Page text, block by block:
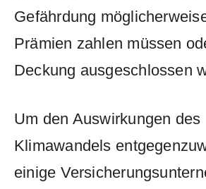
⁤Gefährdung
Prämien ​zahlen‍ müssen‌
Deckung ausgeschlossen
Um ​den⁢ Auswirkungen ‍des
Klimawandels⁤
einige